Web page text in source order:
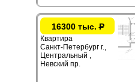
16300 тыс.Р
Квартира
Санкт-Петербург г.,
Центральный ,
Невский пр.